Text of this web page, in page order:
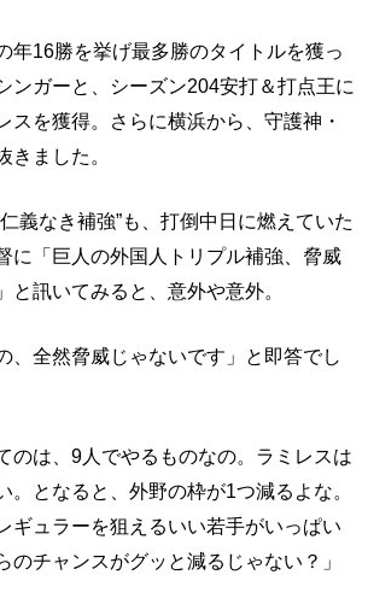
年16勝を挙げ最多勝のタイトルを獲っ
ンガーと、シーズン204安打＆打点王に
スを獲得。さらに横浜から、守護神・
きました。
義なき補強”も、打倒中日に燃えていた
に「巨人の外国人トリプル補強、脅威
と訊いてみると、意外や意外。
、全然脅威じゃないです」と即答でし
のは、9人でやるものなの。ラミレスは
。となると、外野の枠が1つ減るよな。
ギュラーを狙えるいい若手がいっぱい
のチャンスがグッと減るじゃない？」